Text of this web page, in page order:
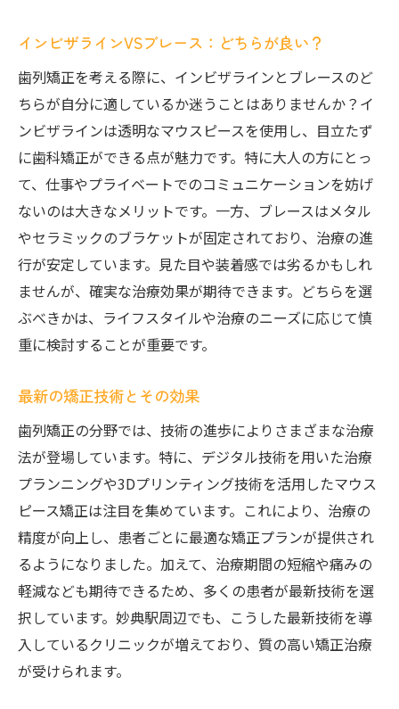
インビザラインVSブレース：どちらが良い？
歯列矯正を考える際に、インビザラインとブレースのど
ちらが自分に適しているか迷うことはありませんか？イ
ンビザラインは透明なマウスピースを使用し、目立たず
に歯科矯正ができる点が魅力です。特に大人の方にとっ
て、仕事やプライベートでのコミュニケーションを妨げ
ないのは大きなメリットです。一方、ブレースはメタル
やセラミックのブラケットが固定されており、治療の進
行が安定しています。見た目や装着感では劣るかもしれ
ませんが、確実な治療効果が期待できます。どちらを選
ぶべきかは、ライフスタイルや治療のニーズに応じて慎
重に検討することが重要です。
最新の矯正技術とその効果
歯列矯正の分野では、技術の進歩によりさまざまな治療
法が登場しています。特に、デジタル技術を用いた治療
プランニングや3Dプリンティング技術を活用したマウス
ピース矯正は注目を集めています。これにより、治療の
精度が向上し、患者ごとに最適な矯正プランが提供され
るようになりました。加えて、治療期間の短縮や痛みの
軽減なども期待できるため、多くの患者が最新技術を選
択しています。妙典駅周辺でも、こうした最新技術を導
入しているクリニックが増えており、質の高い矯正治療
が受けられます。